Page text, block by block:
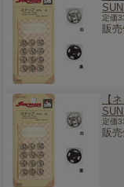
定価
販
【
定価
販